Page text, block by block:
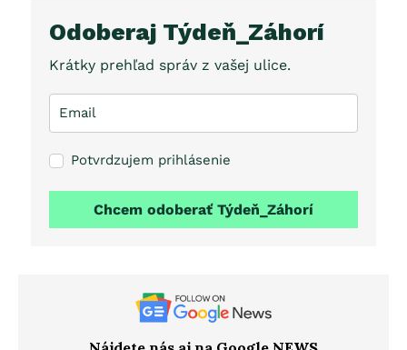
Odoberaj Týdeň_Záhorí
Krátky prehľad správ z vašej ulice.
Potvrdzujem prihlásenie
Chcem odoberať Týdeň_Záhorí